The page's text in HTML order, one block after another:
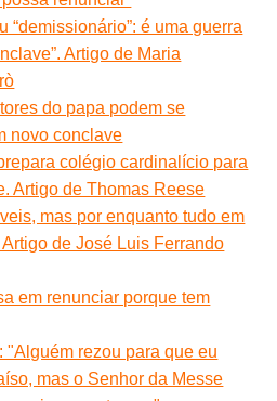
“demissionário”: é uma guerra
Artigo de Maria
do papa podem se
novo conclave
colégio cardinalício para
Artigo de Thomas Reese
mas por enquanto tudo em
de José Luis Ferrando
em renunciar porque tem
"Alguém rezou para que eu
mas o Senhor da Messe